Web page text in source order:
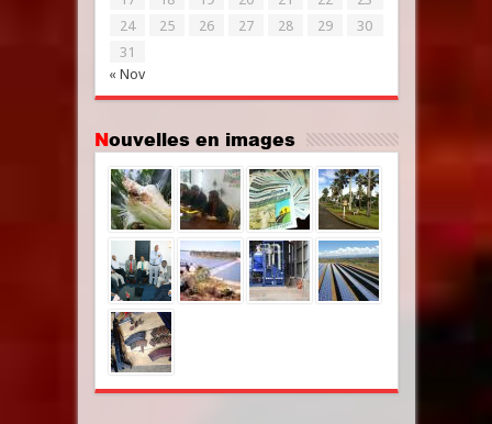
« Nov
24
25 26 27 28 29
30
31
Nouvelles en images